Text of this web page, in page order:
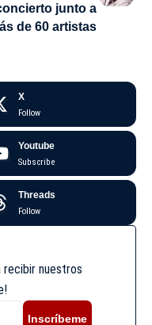
junto a
de 60 artistas
X
Follow
Youtube
Subscribe
Threads
Follow
recibir nuestros
Inscríbeme